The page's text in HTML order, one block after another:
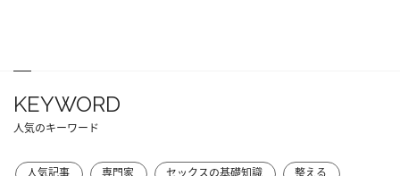
KEYWORD
人気のキーワード
人気記事 専門家 セックスの基礎知識 整える